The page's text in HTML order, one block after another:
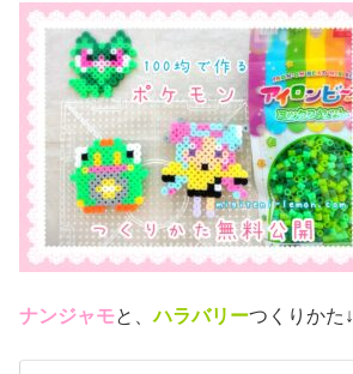
ナンジャモと、ハラバリーつくりかた↓